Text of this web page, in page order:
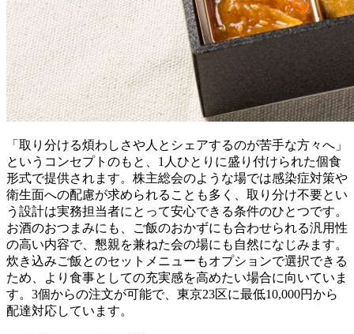
「取り分ける煩わしさや人とシェアするのが苦手な方々へ」
というコンセプトのもと、1人ひとりに盛り付けられた個食
形式で提供されます。株主総会のような場では感染症対策や
衛生面への配慮が求められることも多く、取り分け不要とい
う設計は実務担当者にとって安心できる条件のひとつです。
お酒のおつまみにも、ご飯のおかずにも合わせられる汎用性
の高い内容で、懇親を兼ねた会の場にも自然になじみます。
炊き込みご飯とのセットメニューもオプションで選択できる
ため、より食事としての充実感を高めたい場合に向いていま
す。3個からの注文が可能で、東京23区に最低10,000円から
配達対応しています。